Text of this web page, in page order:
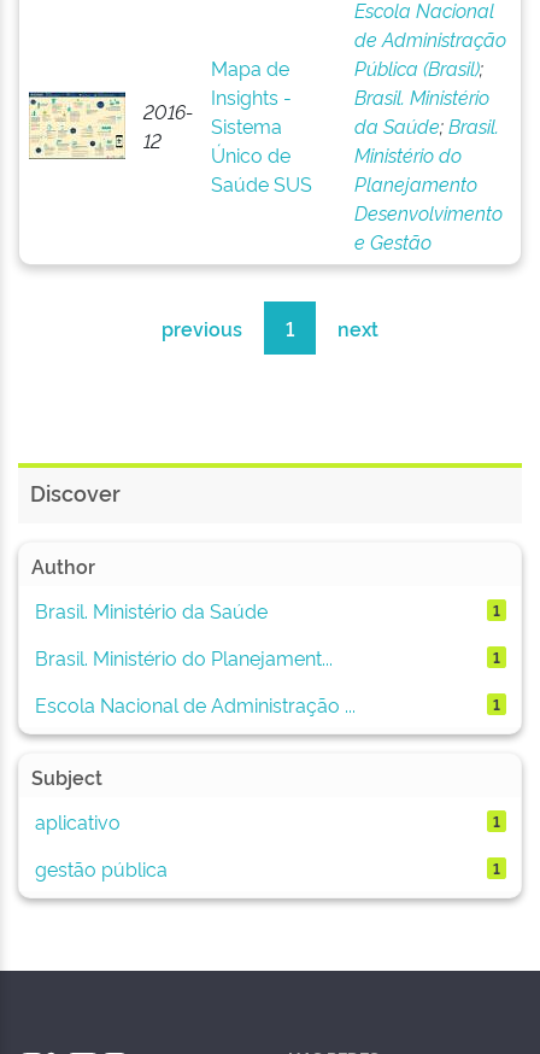
2016-
12
Mapa de
Insights -
Sistema
Único de
Saúde SUS
Escola Nacional
de Administração
Pública (Brasil);
Brasil. Ministério
da Saúde;Brasil.
Ministério do
Planejamento
Desenvolvimento
e Gestão
previous 1 next
Discover
Author
Brasil. Ministério da Saúde
1
Brasil. Ministério do Planejament... 1
Escola Nacional de Administração ... 1
Subject
aplicativo
1
gestão pública 1